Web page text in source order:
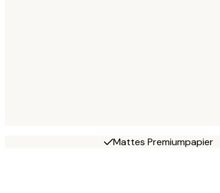
Mattes Premiumpapier